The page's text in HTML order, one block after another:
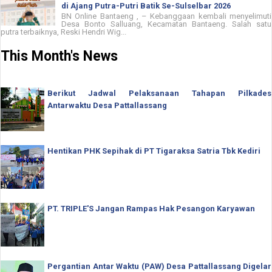
di Ajang Putra-Putri Batik Se-Sulselbar 2026
BN Online Bantaeng , – Kebanggaan kembali menyelimuti
Desa Bonto Salluang, Kecamatan Bantaeng. Salah satu
putra terbaiknya, Reski Hendri Wig...
This Month's News
Berikut Jadwal Pelaksanaan Tahapan Pilkades
Antarwaktu Desa Pattallassang
Hentikan PHK Sepihak di PT Tigaraksa Satria Tbk Kediri
PT. TRIPLE'S Jangan Rampas Hak Pesangon Karyawan
Pergantian Antar Waktu (PAW) Desa Pattallassang Digelar